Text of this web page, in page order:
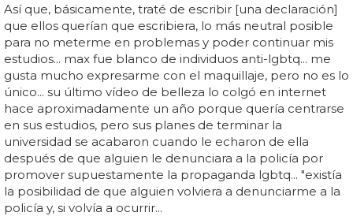
Así que, básicamente, traté de escribir [una declaración]
que ellos querían que escribiera, lo más neutral posible
para no meterme en problemas y poder continuar mis
estudios... max fue blanco de individuos anti-lgbtq... me
gusta mucho expresarme con el maquillaje, pero no es lo
único... su último vídeo de belleza lo colgó en internet
hace aproximadamente un año porque quería centrarse
en sus estudios, pero sus planes de terminar la
universidad se acabaron cuando le echaron de ella
después de que alguien le denunciara a la policía por
promover supuestamente la propaganda lgbtq... "existía
la posibilidad de que alguien volviera a denunciarme a la
policía y, si volvía a ocurrir...